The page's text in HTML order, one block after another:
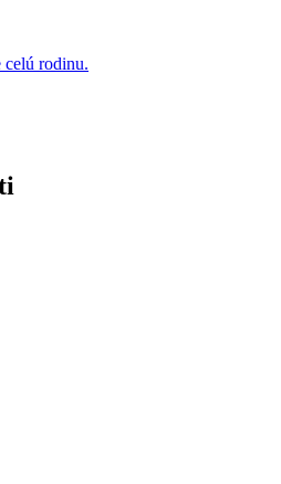
celú rodinu.